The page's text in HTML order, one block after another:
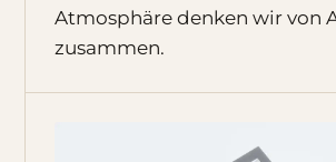
Atmosphäre denken wir von
zusammen.